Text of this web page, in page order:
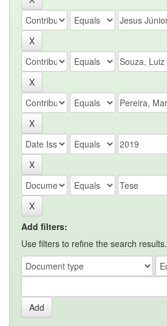
Add filters:
Use filters to refine the search results.